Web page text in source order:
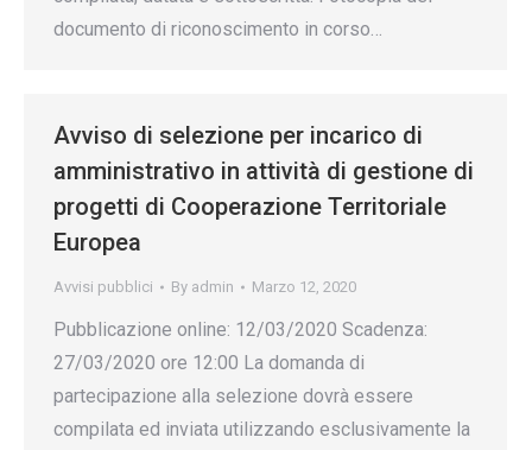
documento di riconoscimento in corso…
Avviso di selezione per incarico di
amministrativo in attività di gestione di
progetti di Cooperazione Territoriale
Europea
Avvisi pubblici By admin Marzo 12, 2020
Pubblicazione online: 12/03/2020 Scadenza:
27/03/2020 ore 12:00 La domanda di
partecipazione alla selezione dovrà essere
compilata ed inviata utilizzando esclusivamente la